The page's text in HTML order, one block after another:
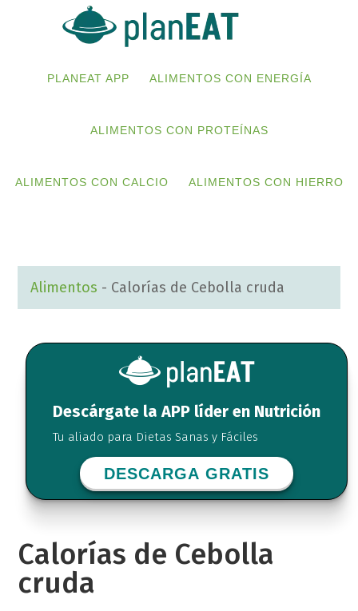
navigationPLANEAT APP ALIMENTOS CON ENERGÍA
ALIMENTOS CON PROTEÍNAS
ALIMENTOS CON CALCIO ALIMENTOS CON HIERRO
Alimentos - Calorías de Cebolla cruda
Descárgate la APP líder en Nutrición
Tu aliado para Dietas Sanas y Fáciles
DESCARGA GRATIS
Calorías de Cebolla
cruda